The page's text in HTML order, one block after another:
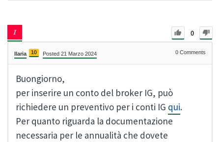
0
Ilaria 10 Posted 21 Marzo 2024 0 Comments
Buongiorno,
per inserire un conto del broker IG, può
richiedere un preventivo per i conti IG qui.
Per quanto riguarda la documentazione
necessaria per le annualità che dovete